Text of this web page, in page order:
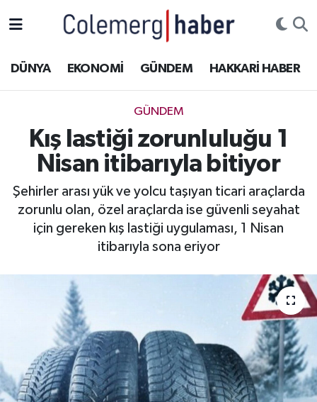
DÜNYA EKONOMİ GÜNDEM HAKKARİ HABER
GÜNDEM
Kış lastiği zorunluluğu 1
Nisan itibarıyla bitiyor
Şehirler arası yük ve yolcu taşıyan ticari araçlarda
zorunlu olan, özel araçlarda ise güvenli seyahat
için gereken kış lastiği uygulaması, 1 Nisan
itibarıyla sona eriyor
ASAYİŞ
DOĞA
DÜNYA
EĞİTİM
GÜNDEM
Hakkari Haber
İLGİNÇ HABERLER
Hakkâri Hava Durumu
Hakkari Namaz Vakitleri
Hakkâri Trafik Yoğunluk Haritası
Süper Lig Puan Durumu ve Fikstür
Tüm Manşetler
Haber Arşivi